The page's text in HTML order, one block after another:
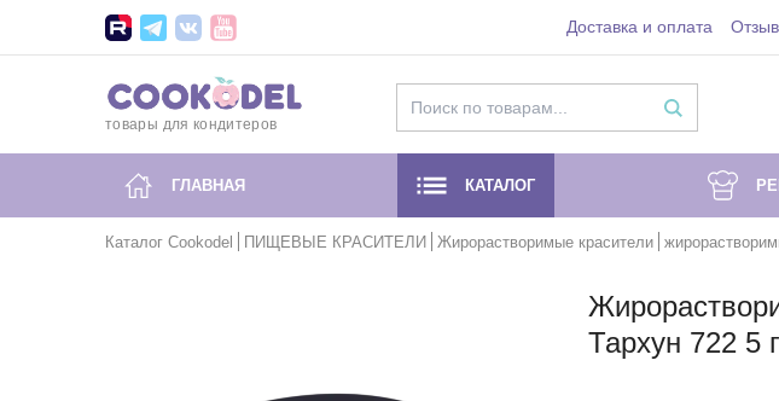
Доставка и оплата
товары для кондитеров
ГЛАВНАЯ КАТАЛОГ
Каталог Cookodel ПИЩЕВЫЕ КРАСИТЕЛИ Жирорастворимые красители
Тархун 722 5